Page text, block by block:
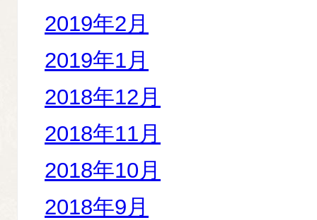
2019年2月
2019年1月
2018年12月
2018年11月
2018年10月
2018年9月